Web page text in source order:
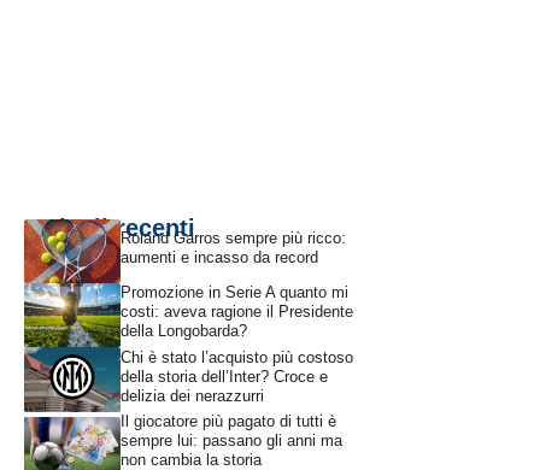
Articoli recentiRoland Garros sempre più ricco:
aumenti e incasso da record
Promozione in Serie A quanto mi
costi: aveva ragione il Presidente
della Longobarda?
Chi è stato l’acquisto più costoso
della storia dell’Inter? Croce e
delizia dei nerazzurri
Il giocatore più pagato di tutti è
sempre lui: passano gli anni ma
non cambia la storia